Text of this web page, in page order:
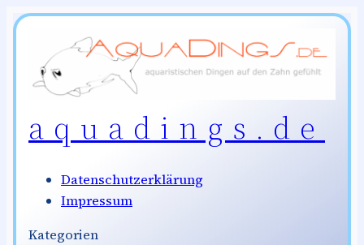
Zum
springen
aquadings.de
Datenschutzerklärung
Impressum
Kategorien